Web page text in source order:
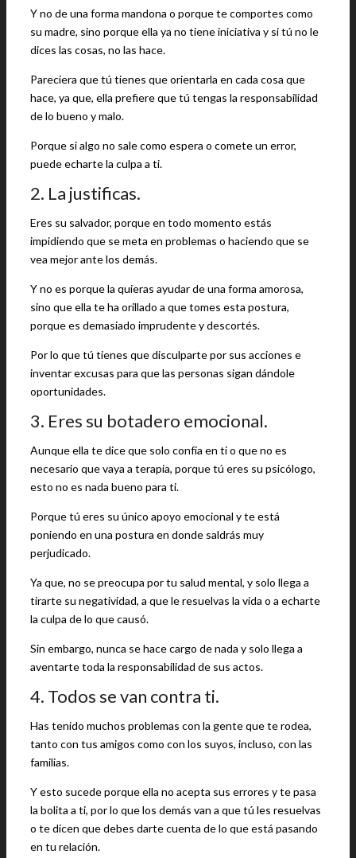
Y no de una forma mandona o porque te comportes como
su madre, sino porque ella ya no tiene iniciativa y si tú no le
dices las cosas, no las hace.
Pareciera que tú tienes que orientarla en cada cosa que
hace, ya que, ella prefiere que tú tengas la responsabilidad
de lo bueno y malo.
Porque si algo no sale como espera o comete un error,
puede echarte la culpa a ti.
2. La justificas.
Eres su salvador, porque en todo momento estás
impidiendo que se meta en problemas o haciendo que se
vea mejor ante los demás.
Y no es porque la quieras ayudar de una forma amorosa,
sino que ella te ha orillado a que tomes esta postura,
porque es demasiado imprudente y descortés.
Por lo que tú tienes que disculparte por sus acciones e
inventar excusas para que las personas sigan dándole
oportunidades.
3. Eres su botadero emocional.
Aunque ella te dice que solo confía en ti o que no es
necesario que vaya a terapia, porque tú eres su psicólogo,
esto no es nada bueno para ti.
Porque tú eres su único apoyo emocional y te está
poniendo en una postura en donde saldrás muy
perjudicado.
Ya que, no se preocupa por tu salud mental, y solo llega a
tirarte su negatividad, a que le resuelvas la vida o a echarte
la culpa de lo que causó.
Sin embargo, nunca se hace cargo de nada y solo llega a
aventarte toda la responsabilidad de sus actos.
4. Todos se van contra ti.
Has tenido muchos problemas con la gente que te rodea,
tanto con tus amigos como con los suyos, incluso, con las
familias.
Y esto sucede porque ella no acepta sus errores y te pasa
la bolita a ti, por lo que los demás van a que tú les resuelvas
o te dicen que debes darte cuenta de lo que está pasando
en tu relación.